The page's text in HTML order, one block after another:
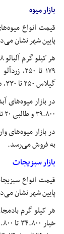
بازار میوه
قیمت انواع
پایین شهر نشان
هر کیلو گرم آلبالو ۱۶۸، انگور ۱۳۹ تا ۱۵۹،
گیلاس ۲۵۰ تا ۳۳۰، هلو ۱۲۰ تا ۱۳۹ هزار تومان در این بازار به فروش می‌رسد.
در بازار میوه‌های آبدار هر
۳۹.۸۰۰ و طالبی ۲۰ تا ۴۵ هزار تومان است.
به فروش می‌رسد.
بازار سبزیجات
قیمت انواع
پایین شهر نشان